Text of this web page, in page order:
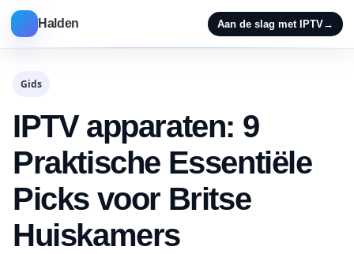
Halden Aan de slag met IPTV→
Gids
IPTV apparaten: 9
Praktische Essentiële
Picks voor Britse
Huiskamers